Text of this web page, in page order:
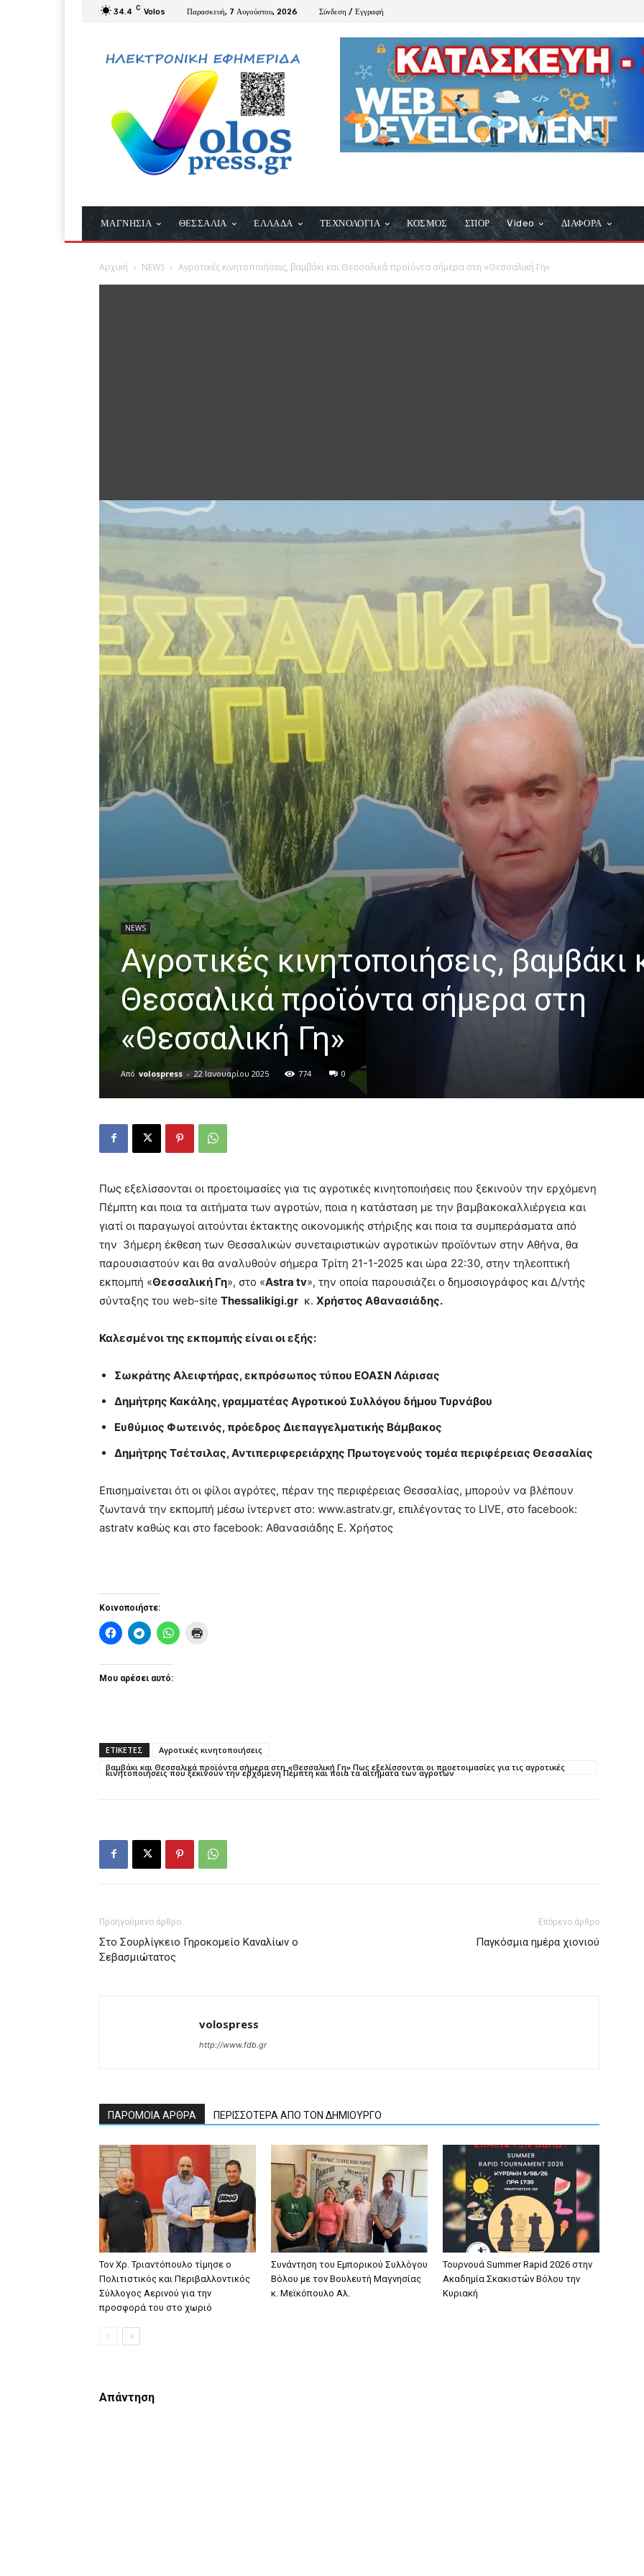
34.4 C Volos Παρασκευή, 7 Αυγούστου, 2026 Σύνδεση / Εγγραφή
ΜΑΓΝΗΣΙΑ ΘΕΣΣΑΛΙΑ ΕΛΛΑΔΑ ΤΕΧΝΟΛΟΓΙΑ ΚΟΣΜΟΣ ΣΠΟΡ Video ΔΙΑΦΟΡΑ
Αρχική NEWS Αγροτικές κινητοποιήσεις, βαμβάκι και Θεσσαλικά προϊόντα σήμερα στη «Θεσσαλική Γη»
NEWS
Αγροτικές κινητοποιήσεις, βαμβάκι
Θεσσαλικά προϊόντα σήμερα στη
«Θεσσαλική Γη»
Από volospress - 22 Ιανουαρίου 2025 774 0
Πως εξελίσσονται οι προετοιμασίες για τις αγροτικές κινητοποιήσεις που ξεκινούν την ερχόμενη
Πέμπτη και ποια τα αιτήματα των αγροτών, ποια η κατάσταση με την βαμβακοκαλλιέργεια και
γιατί οι παραγωγοί αιτούνται έκτακτης οικονομικής στήριξης και ποια τα συμπεράσματα από
την 3ήμερη έκθεση των Θεσσαλικών συνεταιριστικών αγροτικών προϊόντων στην Αθήνα, θα
παρουσιαστούν και θα αναλυθούν σήμερα Τρίτη 21-1-2025 και ώρα 22:30, στην τηλεοπτική
εκπομπή «Θεσσαλική Γη», στο «Astra tv», την οποία παρουσιάζει ο δημοσιογράφος και Δ/ντής
σύνταξης του web-site Thessalikigi.gr κ. Χρήστος Αθανασιάδης.
Καλεσμένοι της εκπομπής είναι οι εξής:
Σωκράτης Αλειφτήρας, εκπρόσωπος τύπου ΕΟΑΣΝ Λάρισας
Δημήτρης Κακάλης, γραμματέας Αγροτικού Συλλόγου δήμου Τυρνάβου
Ευθύμιος Φωτεινός, πρόεδρος Διεπαγγελματικής Βάμβακος
Δημήτρης Τσέτσιλας, Αντιπεριφερειάρχης Πρωτογενούς τομέα περιφέρειας Θεσσαλίας
Επισημαίνεται ότι οι φίλοι αγρότες, πέραν της περιφέρειας Θεσσαλίας, μπορούν να βλέπουν
ζωντανά την εκπομπή μέσω ίντερνετ στο: www.astratv.gr, επιλέγοντας το LIVE, στο facebook:
astratv καθώς και στο facebook: Αθανασιάδης Ε. Χρήστος
Κοινοποιήστε:
Μου αρέσει αυτό:
ΕΤΙΚΕΤΕΣ
Αγροτικές κινητοποιήσεις
βαμβάκι και Θεσσαλικά προϊόντα σήμερα στη «Θεσσαλική Γη» Πως εξελίσσονται οι προετοιμασίες για τις αγροτικές
κινητοποιήσεις που ξεκινούν την ερχόμενη Πέμπτη και ποια τα αιτήματα των αγροτών
Προηγούμενο άρθρο
Στο Σουρλίγκειο Γηροκομείο Καναλίων ο
Σεβασμιώτατος
Επόμενο άρθρο
Παγκόσμια ημέρα χιονιού
volospress
http://www.fdb.gr
ΠΑΡΟΜΟΙΑ ΑΡΘΡΑ ΠΕΡΙΣΣΟΤΕΡΑ ΑΠΟ ΤΟΝ ΔΗΜΙΟΥΡΓΟ
Τον Χρ. Τριαντόπουλο τίμησε ο
Πολιτιστικός και Περιβαλλοντικός
Σύλλογος Αερινού για την
προσφορά του στο χωριό
Συνάντηση του Εμπορικού Συλλόγου
Βόλου με τον Βουλευτή Μαγνησίας
κ. Μεϊκόπουλο Αλ.
Τουρνουά Summer Rapid 2026 στην
Ακαδημία Σκακιστών Βόλου την
Κυριακή
Απάντηση